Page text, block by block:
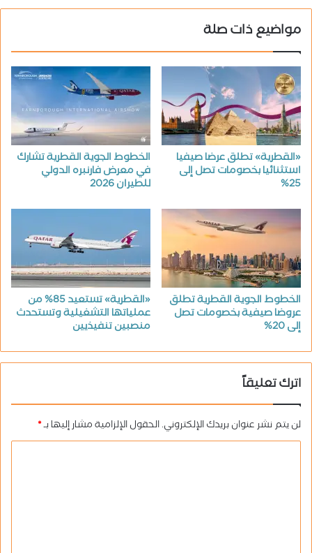
مواضيع ذات صلة
«القطرية» تطلق عرضا صيفيا
استثنائيا بخصومات تصل إلى
25%
الخطوط الجوية القطرية تشارك
في معرض فارنبره الدولي
للطيران 2026
الخطوط الجوية القطرية تطلق
عروضا صيفية بخصومات تصل
إلى 20%
«القطرية» تستعيد 85% من
عملياتها التشغيلية وتستحدث
منصبين تنفيذيين
اترك تعليقاً
لن يتم نشر عنوان بريدك الإلكتروني.الحقول الإلزامية مشار إليها بـ*